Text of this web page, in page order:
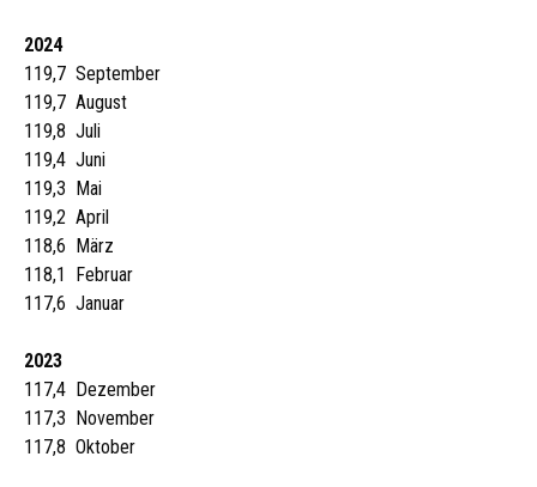
2024
119,7 September
119,7 August
119,8 Juli
119,4 Juni
119,3 Mai
119,2 April
118,6 März
118,1 Februar
117,6 Januar
2023
117,4 Dezember
117,3 November
117,8 Oktober